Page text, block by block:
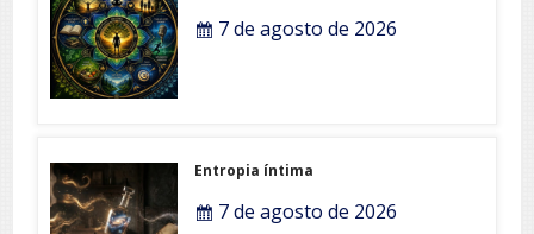
7 de agosto de 2026
Entropia íntima
7 de agosto de 2026